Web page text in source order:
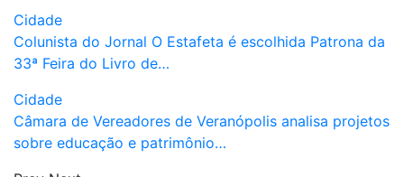
Cidade
Colunista do Jornal O Estafeta é escolhida Patrona da
33ª Feira do Livro de…
Cidade
Câmara de Vereadores de Veranópolis analisa projetos
sobre educação e patrimônio…